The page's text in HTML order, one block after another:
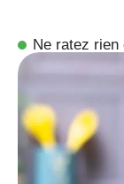
Ne ratez rien